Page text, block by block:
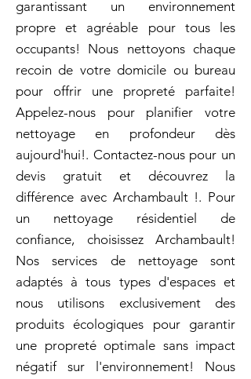
garantissant un environnement
propre et agréable pour tous les
occupants! Nous nettoyons chaque
recoin de votre domicile ou bureau
pour offrir une propreté parfaite!
Appelez-nous pour planifier votre
nettoyage en profondeur dès
aujourd'hui!. Contactez-nous pour un
devis gratuit et découvrez la
différence avec Archambault !. Pour
un nettoyage résidentiel de
confiance, choisissez Archambault!
Nos services de nettoyage sont
adaptés à tous types d'espaces et
nous utilisons exclusivement des
produits écologiques pour garantir
une propreté optimale sans impact
négatif sur l'environnement! Nous